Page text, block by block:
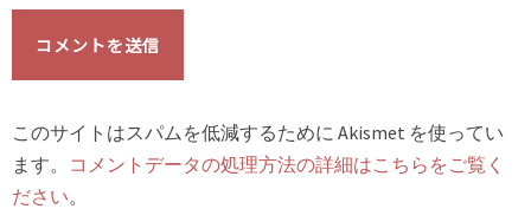
このサイトはスパムを低減するために Akismet を使ってい
ます。 コメントデータの処理方法の詳細はこちらをご覧く
ださい。